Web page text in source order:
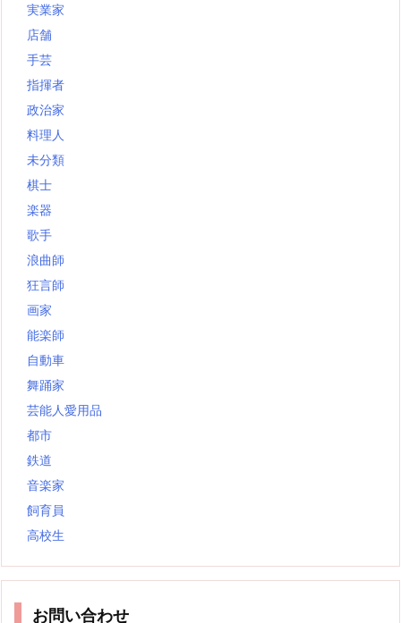
実業家
店舗
手芸
指揮者
政治家
料理人
未分類
棋士
楽器
歌手
浪曲師
狂言師
画家
能楽師
自動車
舞踊家
芸能人愛用品
都市
鉄道
音楽家
飼育員
高校生
お問い合わせ